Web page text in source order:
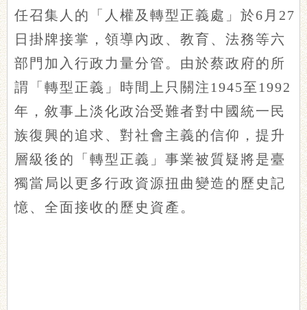
任召集人的「人權及轉型正義處」於6月27
日掛牌接掌，領導內政、教育、法務等六
部門加入行政力量分管。由於蔡政府的所
謂「轉型正義」時間上只關注1945至1992
年，敘事上淡化政治受難者對中國統一民
族復興的追求、對社會主義的信仰，提升
層級後的「轉型正義」事業被質疑將是臺
獨當局以更多行政資源扭曲變造的歷史記
憶、全面接收的歷史資產。